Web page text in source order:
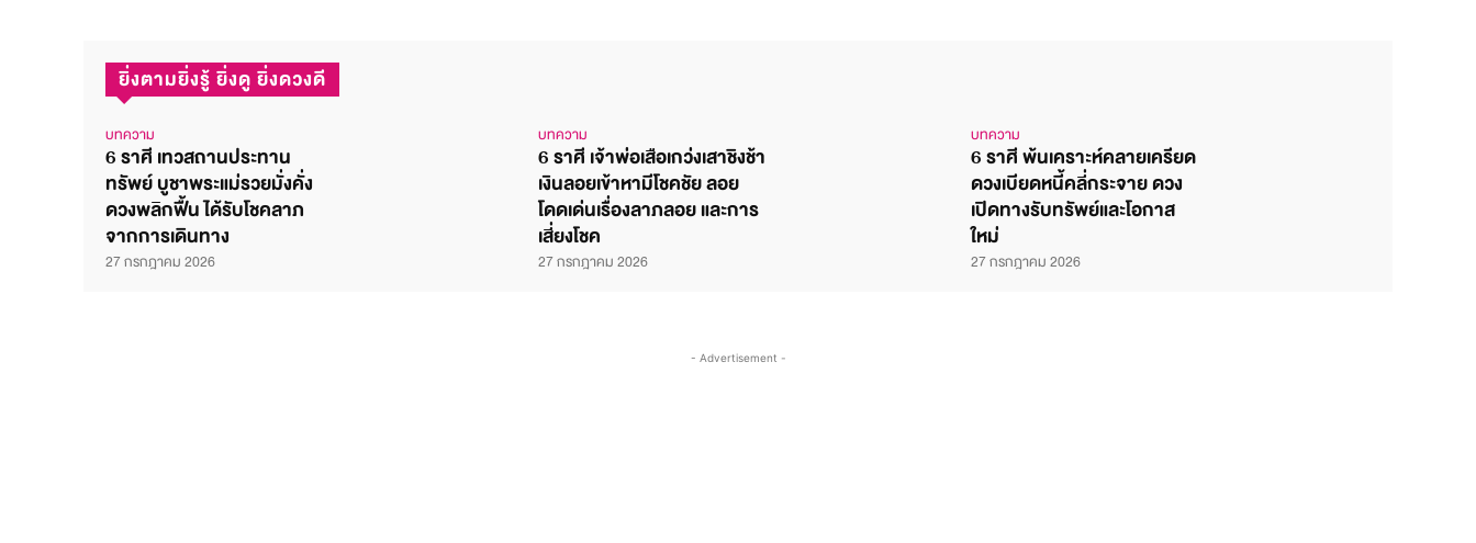
ยิ่งตามยิ่งรู้ ยิ่งดู ยิ่งดวงดี
บทความ
6 ราศี เทวสถานประทาน
ทรัพย์ บูชาพระแม่รวยมั่งคั่ง
ดวงพลิกฟื้น ได้รับโชคลาภ
จากการเดินทาง
27 กรกฎาคม 2026
บทความ
6 ราศี เจ้าพ่อเสือเกว่งเสาชิงช้า
เงินลอยเข้าหามีโชคชัย ลอย
โดดเด่นเรื่องลาภลอย และการ
เสี่ยงโชค
27 กรกฎาคม 2026
บทความ
6 ราศี พ้นเคราะห์คลายเครียด
ดวงเบียดหนี้คลี่กระจาย ดวง
เปิดทางรับทรัพย์และโอกาส
ใหม่
27 กรกฎาคม 2026
- Advertisement -